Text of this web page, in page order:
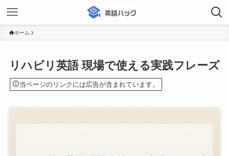
ホーム
リハビリ英語 現場で使える実践フレーズ
当ページのリンクには広告が含まれています。